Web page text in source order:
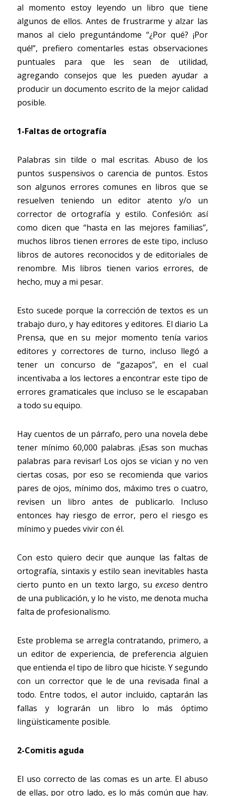
al momento estoy leyendo un libro que tiene
algunos de ellos. Antes de frustrarme y alzar las
manos al cielo preguntándome “¿Por qué? ¡Por
qué!”, prefiero comentarles estas observaciones
puntuales para que les sean de utilidad,
agregando consejos que les pueden ayudar a
producir un documento escrito de la mejor calidad
posible.
1-Faltas de ortografía
Palabras sin tilde o mal escritas. Abuso de los
puntos suspensivos o carencia de puntos. Estos
son algunos errores comunes en libros que se
resuelven teniendo un editor atento y/o un
corrector de ortografía y estilo. Confesión: así
como dicen que “hasta en las mejores familias”,
muchos libros tienen errores de este tipo, incluso
libros de autores reconocidos y de editoriales de
renombre. Mis libros tienen varios errores, de
hecho, muy a mi pesar.
Esto sucede porque la corrección de textos es un
trabajo duro, y hay editores y editores. El diario La
Prensa, que en su mejor momento tenía varios
editores y correctores de turno, incluso llegó a
tener un concurso de “gazapos”, en el cual
incentivaba a los lectores a encontrar este tipo de
errores gramaticales que incluso se le escapaban
a todo su equipo.
Hay cuentos de un párrafo, pero una novela debe
tener mínimo 60,000 palabras. ¡Esas son muchas
palabras para revisar! Los ojos se vician y no ven
ciertas cosas, por eso se recomienda que varios
pares de ojos, mínimo dos, máximo tres o cuatro,
revisen un libro antes de publicarlo. Incluso
entonces hay riesgo de error, pero el riesgo es
mínimo y puedes vivir con él.
Con esto quiero decir que aunque las faltas de
ortografía, sintaxis y estilo sean inevitables hasta
cierto punto en un texto largo, su exceso dentro
de una publicación, y lo he visto, me denota mucha
falta de profesionalismo.
Este problema se arregla contratando, primero, a
un editor de experiencia, de preferencia alguien
que entienda el tipo de libro que hiciste. Y segundo
con un corrector que le de una revisada final a
todo. Entre todos, el autor incluido, captarán las
fallas y lograrán un libro lo más óptimo
lingüísticamente posible.
2-Comitis aguda
El uso correcto de las comas es un arte. El abuso
de ellas, por otro lado, es lo más común que hay.